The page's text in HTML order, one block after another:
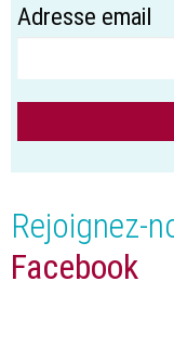
Adresse email
Rejoignez-
Facebook